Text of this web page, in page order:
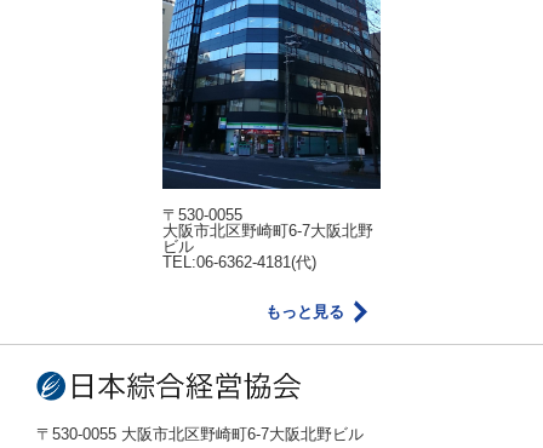
〒530-0055
大阪市北区野崎町6-7大阪北野
ビル
TEL:06-6362-4181(代)
もっと見る
〒530-0055 大阪市北区野崎町6-7大阪北野ビル